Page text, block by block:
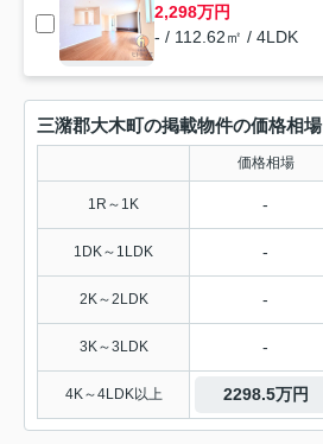
2,298万円
- / 112.62㎡ / 4LDK
三潴郡大木町の掲載物件の価格相場
価格相場
1R～1K -
1DK～1LDK -
2K～2LDK -
3K～3LDK -
4K～4LDK以上 2298.5万円